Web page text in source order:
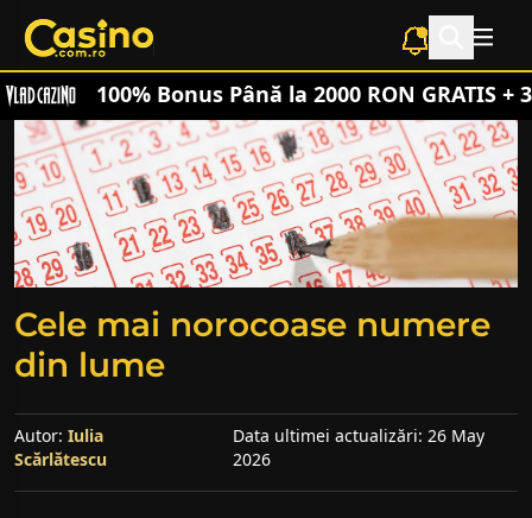
content
100% Bonus Până la 2000 RON GRATIS
Cele mai norocoase numere
din lume
Autor: Iulia
Scărlătescu
Data ultimei actualizări: 26 May
2026